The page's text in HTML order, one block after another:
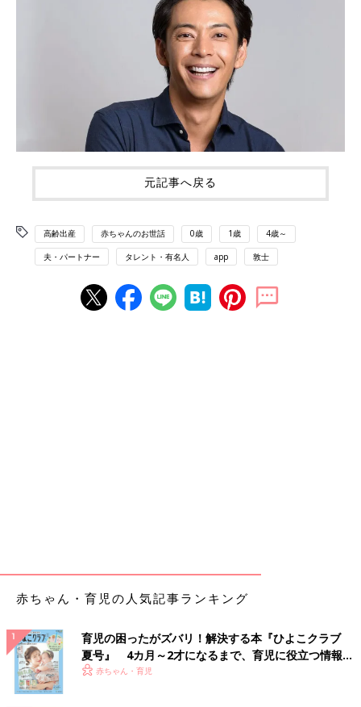
元記事へ戻る
高齢出産 赤ちゃんのお世話 0歳 1歳 4歳～
夫・パートナー タレント・有名人 app 敦士
赤ちゃん・育児の人気記事ランキング
育児の困ったがズバリ！解決する本『ひよこクラブ
夏号』 4カ月～2才になるまで、育児に役立つ情報が
いっぱい！
赤ちゃん・育児